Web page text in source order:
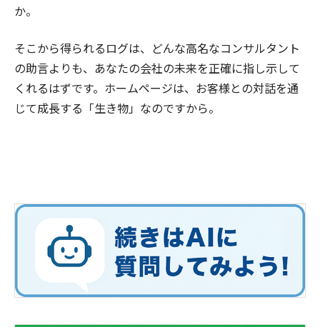
か。
そこから得られるログは、どんな高名なコンサルタント
の助言よりも、あなたの会社の未来を正確に指し示して
くれるはずです。ホームページは、お客様との対話を通
じて成長する「生き物」なのですから。